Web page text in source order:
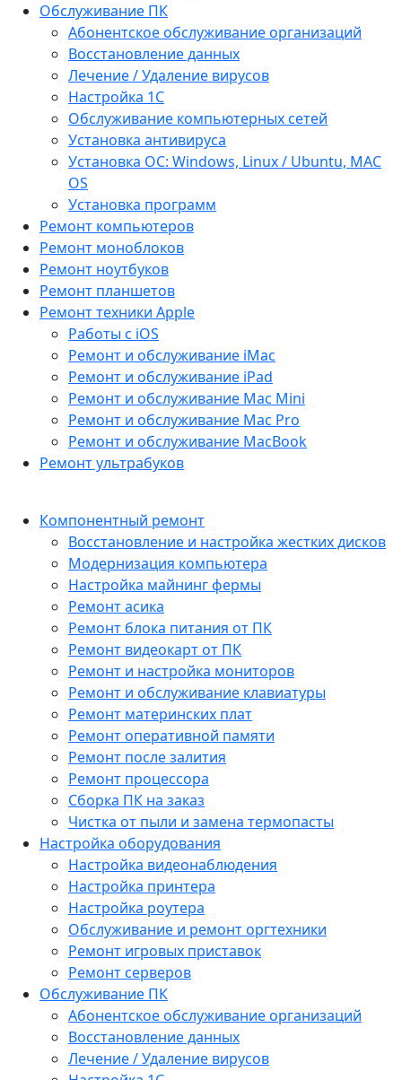
Обслуживание ПК
Абонентское обслуживание организаций
Восстановление данных
Лечение / Удаление вирусов
Настройка 1С
Обслуживание компьютерных сетей
Установка антивируса
Установка ОС: Windows, Linux / Ubuntu, МАС
OS
Установка программ
Ремонт компьютеров
Ремонт моноблоков
Ремонт ноутбуков
Ремонт планшетов
Ремонт техники Apple
Работы с iOS
Ремонт и обслуживание iMac
Ремонт и обслуживание iPad
Ремонт и обслуживание Mac Mini
Ремонт и обслуживание Mac Pro
Ремонт и обслуживание MacBook
Ремонт ультрабуков
Компонентный ремонт
Восстановление и настройка жестких дисков
Модернизация компьютера
Настройка майнинг фермы
Ремонт асика
Ремонт блока питания от ПК
Ремонт видеокарт от ПК
Ремонт и настройка мониторов
Ремонт и обслуживание клавиатуры
Ремонт материнских плат
Ремонт оперативной памяти
Ремонт после залития
Ремонт процессора
Сборка ПК на заказ
Чистка от пыли и замена термопасты
Настройка оборудования
Настройка видеонаблюдения
Настройка принтера
Настройка роутера
Обслуживание и ремонт оргтехники
Ремонт игровых приставок
Ремонт серверов
Обслуживание ПК
Абонентское обслуживание организаций
Восстановление данных
Лечение / Удаление вирусов